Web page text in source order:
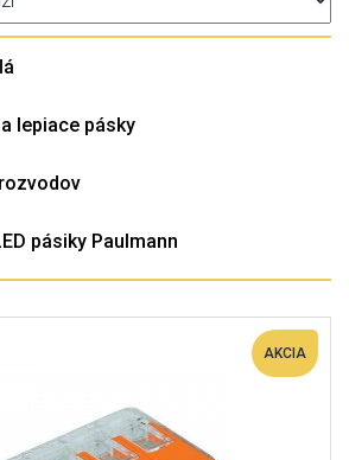
lepiace pásky
pásiky Paulmann
AKCIA